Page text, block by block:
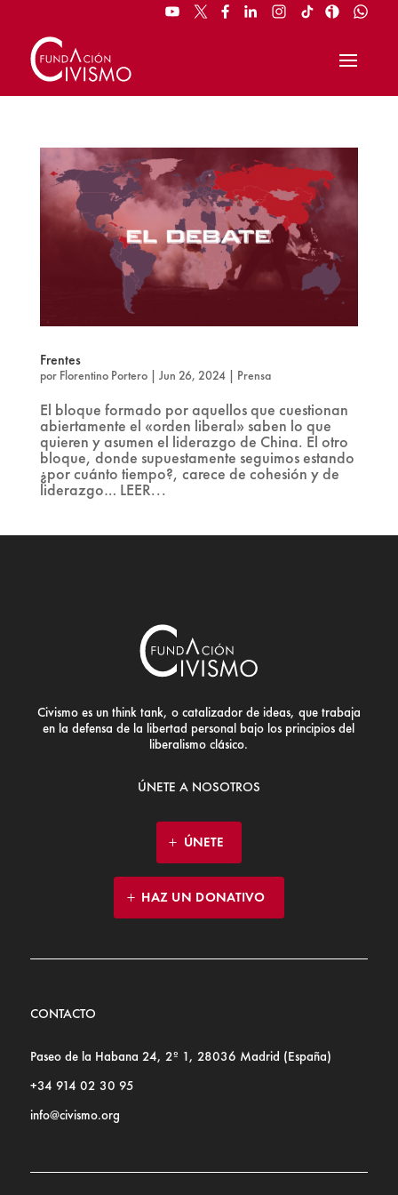
Frentes
por Florentino Portero| Jun 26, 2024| Prensa
El bloque formado por aquellos que cuestionan
abiertamente el «orden liberal» saben lo que
quieren y asumen el liderazgo de China. El otro
bloque, donde supuestamente seguimos estando
¿por cuánto tiempo?, carece de cohesión y de
liderazgo… LEER...
Civismo es un think tank, o catalizador de ideas, que trabaja
en la defensa de la libertad personal bajo los principios del
liberalismo clásico.
ÚNETE A NOSOTROS
ÚNETE
HAZ UN DONATIVO
CONTACTO
Paseo de la Habana 24, 2º 1, 28036 Madrid (España)
+34 914 02 30 95
info@civismo.org